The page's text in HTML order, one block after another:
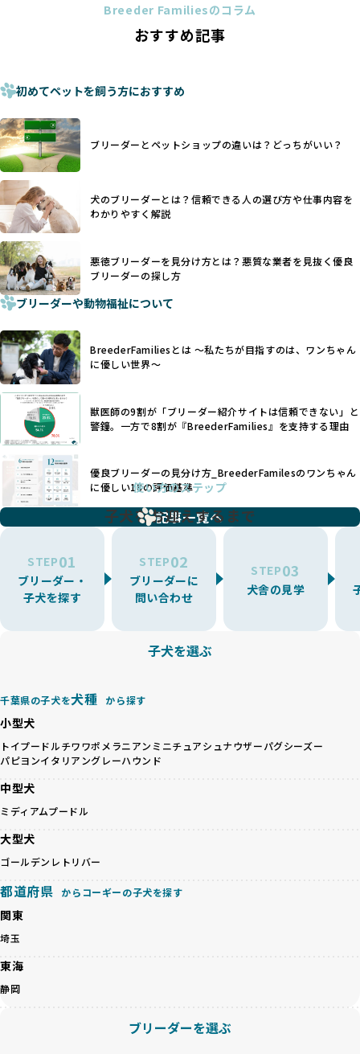
法令レベルの最低基準にとどまっていることが問題です。こ
ものに過ぎず、ワンちゃんの心身の福祉やブリーダーの責任
少なくなく、消費者にとって選択の判断が難しい現状があり
さらに、書類審査のみで掲載が許可されるサイトが多く、実
際の飼育環境やブリーダーの姿勢が見えにくい点も課題で
す。こうしたサイトでは、ブリーダーが記載する情報が主で
あり、実際の現場や日々のケアの状況がわからないため、営
利優先の「悪徳ブリーダー」が含まれるリスクが高まりま
す。
BreederFamiliesでは、ワンちゃんを大切にする「優良ブリ
ーダー」のみを紹介するために、法令を超えた独自の基準を
設け、ブリーダーの理念や飼育環境の厳格なチェックを行っ
ています。
一部の営利優先のブリーディングでは、母犬の出産負担を考
えずに大量繁殖が行われ、親犬が心身ともに疲弊するケース
が見られます。さらに、コストカットのために食事を減らし
たり、栄養のない食事を与える、適切な健康管理が行われな
いなど、ワンちゃんの健康と福祉が犠牲にされることも少な
くありません。
また、健康リスクが予測しづらいミックス犬の繁殖や、愛情
が行き届かない多頭飼育等も問題です。これらのブリーディ
ング手法は、ワンちゃんの福祉を無視し、利益のみを追求す
るブリーダーによるものが多く、消費者にとっても深刻な課
題となっています。
BreederFamiliesでは、こうしたワンちゃんに優しくないブ
リーディングをなくすため、すべてのワンちゃんを家族のよ
うに大切に飼育・繁殖を行っている「優良ブリーダー」のみ
BreederFamiliesでは、アニマルウェルフェアを最優先に考
えた6つの絶対基準と12の総合基準を設定しています。これに
ことを徹底しています。
BreederFamiliesでは、以下の6項目を必須条件とし、これら
基づいた責任あるブリーディングを確保しています。
さらに、健康管理、社会性の育成、遺伝子検査、食事や運動
の質など、ワンちゃんの心身に配慮した飼育環境が整ってい
るかを評価する12項目の総合基準を設けています。これによ
り、より高い基準をクリアしたブリーダーだけを厳選してい
ます。
良ブリーダーのみが登録されています。
BreederFamiliesでは、法令に準拠するだけでなく、ワンち
のみを厳選しています。これにより、ユーザーの皆さんに安
心して選べる選択肢を提供しています。
「BreederFamilesのワンちゃんに優しい18の評価基準」は
こちら
接のヒアリング、現地確認を通じて厳しく評価しています。
このプロセスにより、育成環境や健康管理だけでなく、ブリ
さらに、こうした評価結果は透明性を持って公開されている
ため、どのブリーダーを選んでも安心して子犬をお迎えいた
ことがあります。
これは痛みを伴う処置で、ワンちゃんの身体的な負担が大き
手段でもあるため、切断されることで他の犬や人間との意思
ヨーロッパ諸国ではこうした処置が禁止されている一方で、
日本ではいまだ行われる場合があります。
優良ブリーダーは動物福祉を優先し、ワンちゃんの自然な姿
を大切にするため断尾・断耳を行いません。
一方、営利優先ブリーダーでは「見た目が良く売れやすい」
ことを理由に断尾や断耳を行うことがあり、中には麻酔なし
で処置するケースも見受けられます。
「耳やしっぽを切らない」詳細はこちら
犬種ごとに異なる健康リスクや育て方のポイントを理解し、
適切に対応するためには、深い知識と豊富な経験が欠かせま
せん。現在、犬種は200種類以上あり、それぞれに特有の健康
たとえば、パグは呼吸器系のトラブルを抱えやすく、ラブラ
ドール・レトリバーには股関節形成不全への注意が必要で
す。このような犬種ごとの違いを熟知し、適切なケアを提供
できるかどうかは、ブリーダーの専門性に大きく関わりま
す。
優良ブリーダーは、少数の犬種（一般的に3種以内）に絞って
繁殖を行い、各犬種の特徴を熟知しています。これにより、
犬種ごとの健康管理や繁殖において質の高いケアを提供する
ことが可能です。
一方、営利優先ブリーダーは流行や需要に応じて扱う犬種を
増やす傾向があり、犬種ごとに異なる健康問題や適切な育成
環境を十分に考慮しない場合があります。こうしたブリーダ
たりストレスを抱えたりするリスクが高まります。
「少数の犬種に集中」の詳細はこちら
すが、無計画な交配には健康リスクが伴います。異なる犬種
の特徴を持つことで予測しにくい健康問題が発生する可能性
が高く、診断や治療も複雑化する場合があります。また、ミ
待する理想と現実が大きく異なることも少なくありません。
健康と性格を次世代に引き継ぐために、ミックス犬の繁殖を
避けます。無計画な交配がもたらすリスクを理解し、飼い主
への十分な説明とアフターフォローを確保できる範囲での繁
殖を徹底しているのです。
一方、営利優先ブリーダーは流行や需要に応じて安易にミッ
クス犬を繁殖し、健康管理や飼い主への配慮が不十分なこと
が多く見受けられます。場合によっては、チワワ×ハスキー
等体格の異なるリスクの高い交配を行うこともあります。
「ミックス犬を繁殖しない」の詳細はこちら
ペットショップやペットオークションは、流通過程でワンち
ゃんが長時間の輸送を強いられたり、狭いケージに閉じ込め
られるなど、心身に大きな負担がかかります。このような環
境は、ストレスや感染リスクを増大させるだけでなく、ワン
ちゃんの社会性や基本的なしつけにも悪影響を与える可能性
があります。
優良ブリーダーは、ワンちゃんの健康と幸せを第一に考え、
ことを大切にしています。また、彼らはお迎え先を自身で確
Breeder Familiesのコラム
おすすめ記事
初めてペットを飼う方におすすめ
ブリーダーとペットショップの違いは？どっちがいい？
犬のブリーダーとは？信頼できる人の選び方や仕事内容を
わかりやすく解説
悪徳ブリーダーを見分け方とは？悪質な業者を見抜く優良
ブリーダーの探し方
ブリーダーや動物福祉について
BreederFamiliesとは 〜私たちが目指すのは、ワンちゃん
に優しい世界〜
獣医師の9割が「ブリーダー紹介サイトは信頼できない」と
警鐘。一方で8割が『BreederFamilies』を支持する理由
優良ブリーダーの見分け方_BreederFamilesのワンちゃん
に優しい18の評価基準
記事一覧へ
使い方のステップ
子犬をお迎えするまで
STEP01
ブリーダー・
子犬を探す
STEP02
ブリーダーに
問い合わせ
STEP03
犬舎の見学
子犬を選ぶ
千葉県の子犬を犬種 から探す
小型犬
トイプードルチワワポメラニアン ミニチュアシュナウザーパグシーズー
パピヨンイタリアングレーハウンド
中型犬
ミディアムプードル
大型犬
ゴールデンレトリバー
都道府県 からコーギーの子犬を探す
関東
埼玉
東海
静岡
ブリーダーを選ぶ